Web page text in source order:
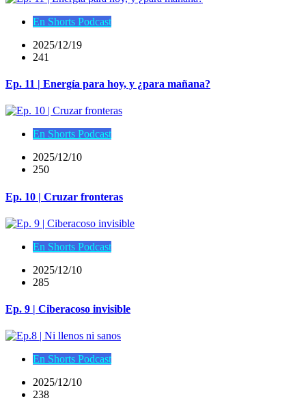
En Shorts Podcast
2025/12/19
241
Ep. 11 | Energía para hoy, y ¿para mañana?
En Shorts Podcast
2025/12/10
250
Ep. 10 | Cruzar fronteras
En Shorts Podcast
2025/12/10
285
Ep. 9 | Ciberacoso invisible
En Shorts Podcast
2025/12/10
238